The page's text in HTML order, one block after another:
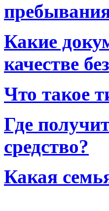
Какие
качестве
Что такое
Где
средство?
Какая